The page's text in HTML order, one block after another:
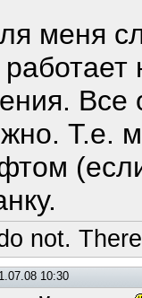
меня
Т.е.
not.
10:30